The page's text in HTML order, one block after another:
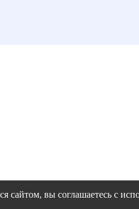
сайтом, вы соглашаетесь с